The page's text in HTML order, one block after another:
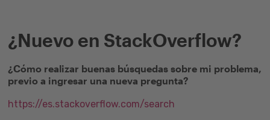
¿Nuevo en StackOverflow?
¿Cómo realizar buenas búsquedas sobre mi problema,
previo a ingresar una nueva pregunta?
https://es.stackoverflow.com/search